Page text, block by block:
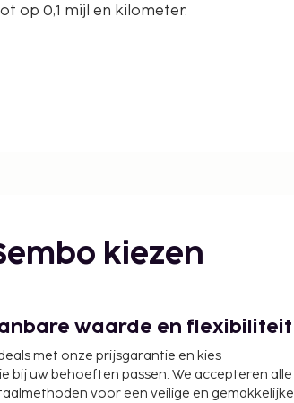
op 0,1 mijl en kilometer.
km
8,4 km
zijn:
Intl.) - 15,3 km
kiezen
waarde en flexibiliteit
met onze prijsgarantie en kies
bij uw behoeften passen. We accepteren alle
voor een veilige en gemakkelijke